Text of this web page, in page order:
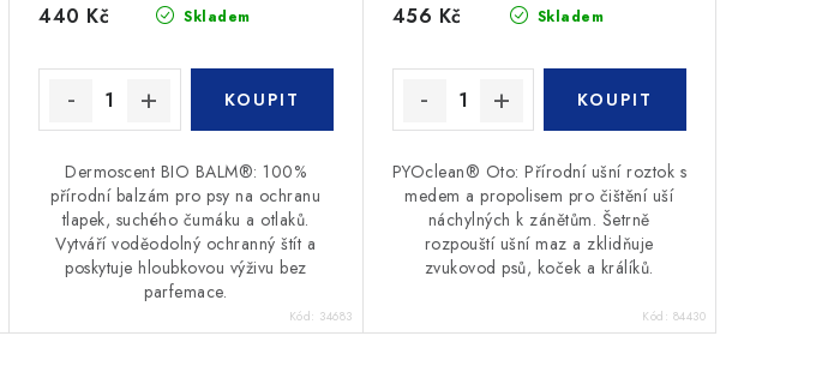
Skladem
440 Kč
Dermoscent BIO BALM®: 100%
přírodní balzám pro psy na ochranu
tlapek, suchého čumáku a otlaků.
Vytváří voděodolný ochranný štít a
poskytuje hloubkovou výživu bez
parfemace.
Kód: 34683
Skladem
456 Kč
PYOclean® Oto: Přírodní ušní roztok s
medem a propolisem pro čištění uší
náchylných k zánětům. Šetrně
rozpouští ušní maz a zklidňuje
zvukovod psů, koček a králíků.
Kód: 84430